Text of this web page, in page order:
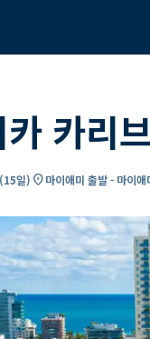
카리
(15일) location_on마이애미 출발 - 마이애